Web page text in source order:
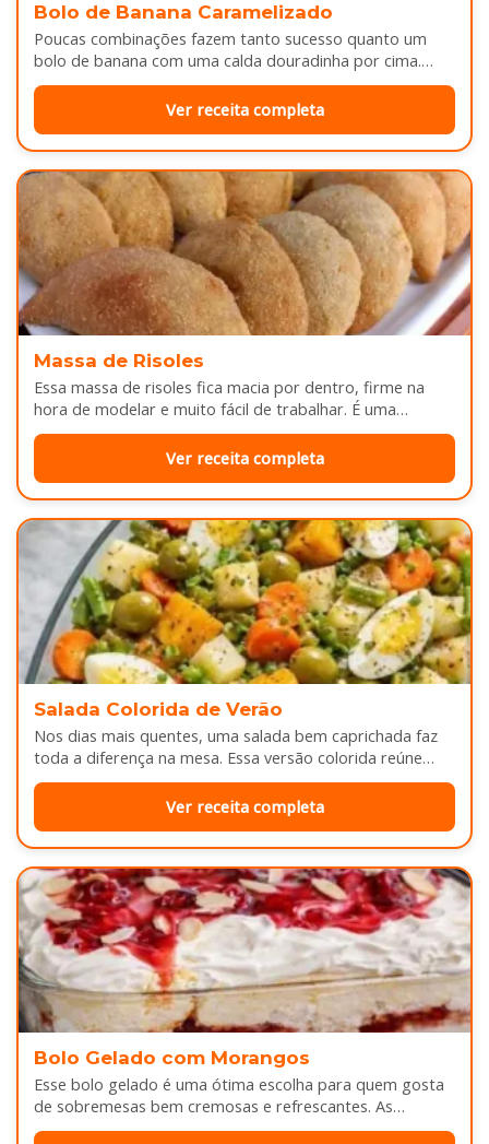
Bolo de Banana Caramelizado
Poucas combinações fazem tanto sucesso quanto um
bolo de banana com uma calda douradinha por cima.
Enquanto assa, aquele cheirinho…
Ver receita completa
Massa de Risoles
Essa massa de risoles fica macia por dentro, firme na
hora de modelar e muito fácil de trabalhar. É uma…
Ver receita completa
Salada Colorida de Verão
Nos dias mais quentes, uma salada bem caprichada faz
toda a diferença na mesa. Essa versão colorida reúne
legumes cozidos…
Ver receita completa
Bolo Gelado com Morangos
Esse bolo gelado é uma ótima escolha para quem gosta
de sobremesas bem cremosas e refrescantes. As
camadas de massa…